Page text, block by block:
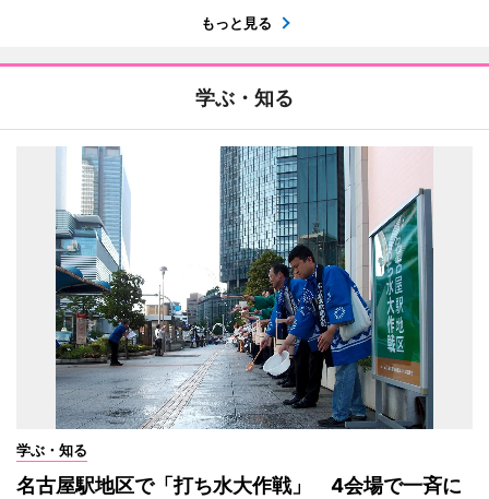
もっと見る
学ぶ・知る
学ぶ・知る
名古屋駅地区で「打ち水大作戦」 4会場で一斉に